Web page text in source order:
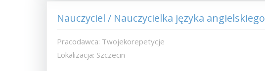
Nauczyciel / Nauczycielka języka angielskiego
Pracodawca: Twojekorepetycje
Lokalizacja: Szczecin